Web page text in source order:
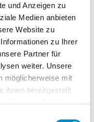
und Anzeigen zu
Medien anbieten
Website zu
zu Ihrer
Partner für
weiter. Unsere
möglicherweise mit
ihnen bereitgestellt
mit hochautomatisierten
Unternehmen in